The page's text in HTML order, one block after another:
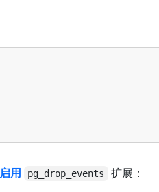
启用 pg_drop_events 扩展：